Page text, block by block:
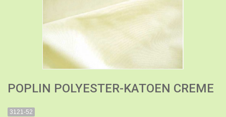
POPLIN POLYESTER-KATOEN CREME
3121-52